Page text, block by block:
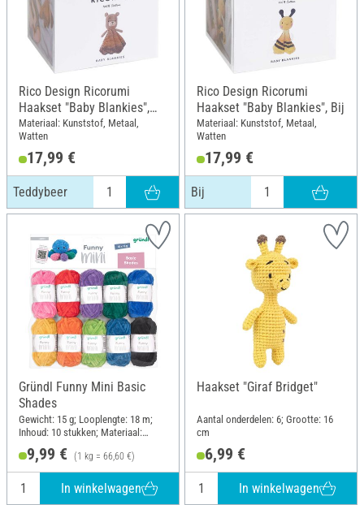
Rico Design Ricorumi
Haakset "Baby Blankies",
Teddybeer
Materiaal: Kunststof, Metaal,
Watten
17,99 €
Teddybeer
Rico Design Ricorumi
Haakset "Baby Blankies", Bij
Materiaal: Kunststof, Metaal,
Watten
17,99 €
Bij
Gründl Funny Mini Basic
Shades
Gewicht: 15 g; Looplengte: 18 m;
Inhoud: 10 stukken; Materiaal:
Polyester (PES)
9,99 € (1 kg = 66,60 €)
In winkelwagen
Haakset "Giraf Bridget"
Aantal onderdelen: 6; Grootte: 16
cm
6,99 €
In winkelwagen